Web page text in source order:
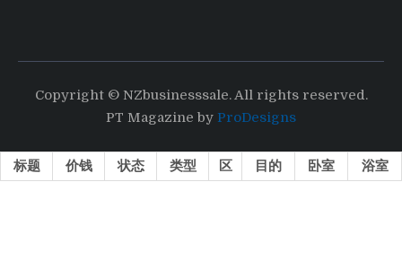
Copyright © NZbusinesssale. All rights reserved.
PT Magazine by ProDesigns
标题 价钱 状态 类型 区 目的 卧室 浴室